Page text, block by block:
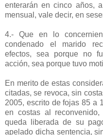
enterarán en cinco años,
mensual, vale decir, en
4.- Que en lo
condenado el marido
efectos, sea porque no
acción, sea porque tuvo
En merito de estas
citadas, se revoca, sin
2005, escrito de fojas 85 a
en costas al
queda liberada de su
apelado dicha sentencia,